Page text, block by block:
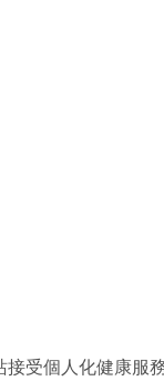
受個人化健康